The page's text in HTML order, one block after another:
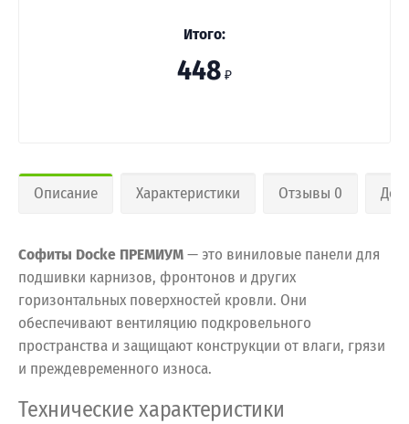
Итого:
448 ₽
Описание Характеристики Отзывы 0
Софиты Docke ПРЕМИУМ— это виниловые панели для
подшивки карнизов, фронтонов и других
горизонтальных поверхностей кровли. Они
обеспечивают вентиляцию подкровельного
пространства и защищают конструкции от влаги, грязи
и преждевременного износа.
Технические характеристики